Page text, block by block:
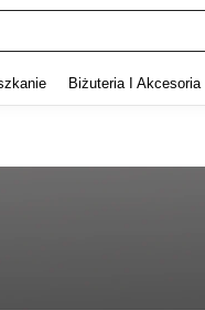
Biżuteria I Akcesoria